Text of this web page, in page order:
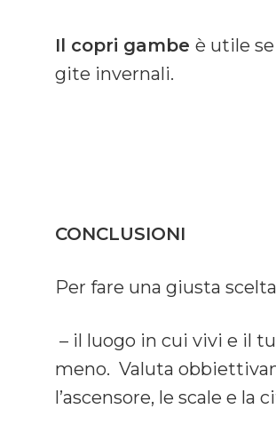
Il copri gambe è utile
gite invernali.
CONCLUSIONI
Per fare una giusta
– il luogo in cui vivi e il
meno. Valuta
l’ascensore, le scale e la